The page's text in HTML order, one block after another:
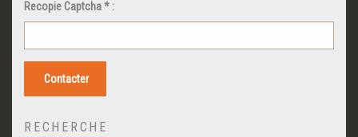
Recopie Captcha * :
Contacter
RECHERCHE